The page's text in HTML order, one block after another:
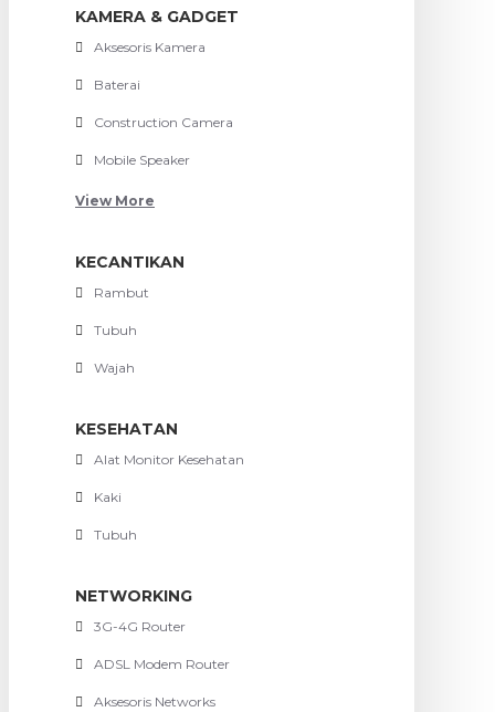
KAMERA & GADGET
Aksesoris Kamera
Baterai
Construction Camera
Mobile Speaker
View More
KECANTIKAN
Rambut
Tubuh
Wajah
KESEHATAN
Alat Monitor Kesehatan
Kaki
Tubuh
NETWORKING
3G-4G Router
ADSL Modem Router
Aksesoris Networks